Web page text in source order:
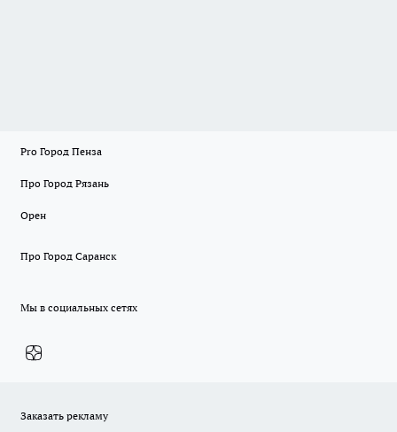
Pro Город Пенза
Про Город Рязань
Орен
Про Город Саранск
Мы в социальных сетях
Заказать рекламу